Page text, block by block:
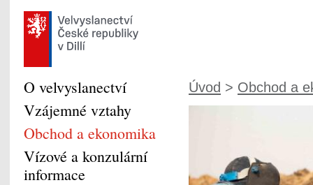
Úvod > Obchod a
O velvyslanectví
Vzájemné vztahy
Obchod a ekonomika
Vízové a konzulární
informace